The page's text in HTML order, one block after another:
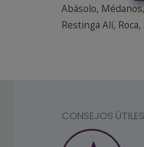
Abásolo,
Restinga Alí,
CONSEJOS ÚTILES